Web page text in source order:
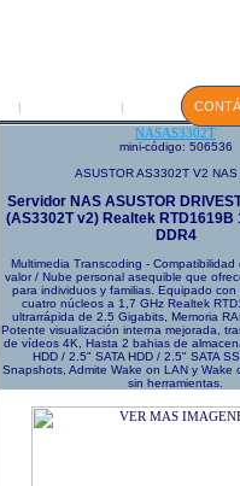
| |
NASAS3302T
mini-código: 506536
ASUSTOR AS3302T V2 NAS
Servidor NAS ASUSTOR
(AS3302T v2) Realtek RTD1619B
DDR4
Multimedia Transcoding - Compatibilidad
valor / Nube personal asequible que
para individuos y familias. Equipado
cuatro núcleos a 1,7 GHz Realtek
ultrarrápida de 2.5 Gigabits, Memoria
Potente visualización interna mejorada,
de vídeos 4K, Hasta 2 bahias de
HDD / 2.5" SATA HDD / 2.5" SATA
Snapshots, Admite Wake on LAN y Wake
sin herramientas.